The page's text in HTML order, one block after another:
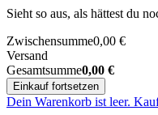
Sieht so aus, als hättest du
Zwischensumme0,00 €
Versand
Gesamtsumme0,00 €
Einkauf fortsetzen
Dein Warenkorb ist leer.